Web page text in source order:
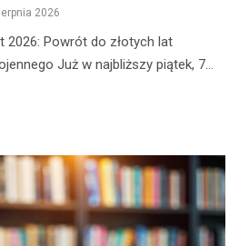
2026
2026: Powrót do złotych lat
Już w najbliższy piątek, 7…